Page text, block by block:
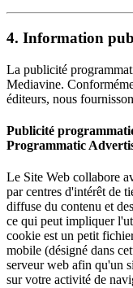
4. Information
La publicité
Mediavine.
éditeurs, nous
Publicité
Programmatic
Le Site Web collabore
par centres d'intérêt de
diffuse du contenu et
ce qui peut impliquer
cookie est un petit
mobile (désigné dans
serveur web afin qu'un
sur votre activité de